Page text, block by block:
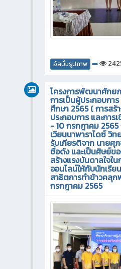
อัลบั้มรูปภาพ
โครงการพัฒนาศักย
การเป็นผู้ประกอบการ
ศึกษา 2565 ( การสร้
ประกอบการ และกา
- 10 กรกฎาคม
เวียนนาพาราไดซ์ วิ
รับเกียรติจาก นายศุ
ชื่อดัง และเป็นศิษย์ข
สร้างแรงบันดาลใจใ
ออนไลน์ให้กับนักเรี
สาธิตการทำข้าวคลุก
กรกฎาคม 2565